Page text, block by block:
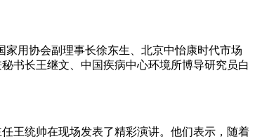
用协会副理事长徐东生、北京中怡康时代市场
书长王继文、中国疾病中心环境所博导研究员白
王统帅在现场发表了精彩演讲。他们表示，随着